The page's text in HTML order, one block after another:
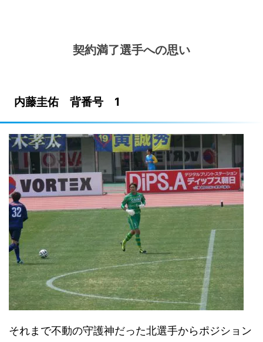
契約満了選手への思い
内藤圭佑 背番号 1
それまで不動の守護神だった北選手からポジション